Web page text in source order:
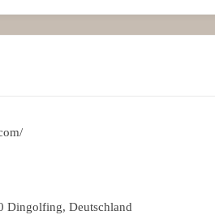
Dingolfing, Deutschland